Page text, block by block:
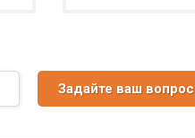
Задайте ваш вопрос